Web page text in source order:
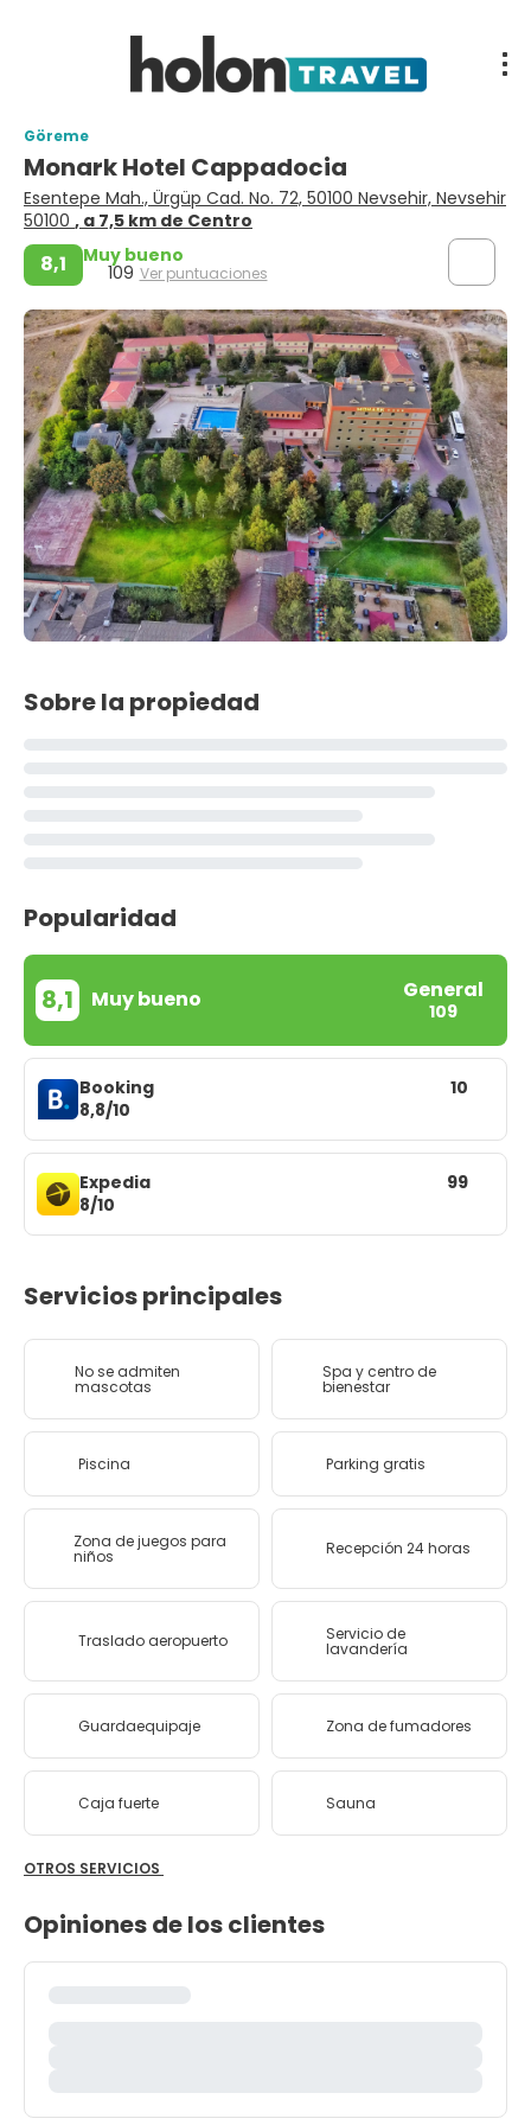
Göreme
Monark Hotel Cappadocia
Esentepe Mah., Ürgüp Cad. No. 72, 50100 Nevsehir, Nevsehir
50100 , a 7,5 km de Centro
8,1 Muy bueno
109 Ver puntuaciones
Sobre la propiedad
Popularidad
8,1 Muy bueno General
109
Booking
8,8/10
10
Expedia
8/10
99
Servicios principales
No se admiten
mascotas
Spa y centro de
bienestar
Piscina Parking gratis
Zona de juegos para
niños Recepción 24 horas
Traslado aeropuerto Servicio de
lavandería
Guardaequipaje Zona de fumadores
Caja fuerte Sauna
OTROS SERVICIOS
Opiniones de los clientes